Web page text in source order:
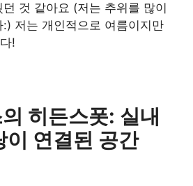
것 같아요 (저는 추위를 많이
저는 개인적으로 여름이지만
!
히든스폿: 실내
이 연결된 공간